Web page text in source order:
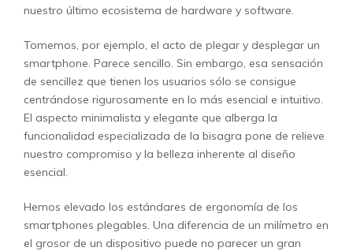
nuestro último ecosistema de hardware y software.
Tomemos, por ejemplo, el acto de plegar y desplegar un
smartphone. Parece sencillo. Sin embargo, esa sensación
de sencillez que tienen los usuarios sólo se consigue
centrándose rigurosamente en lo más esencial e intuitivo.
El aspecto minimalista y elegante que alberga la
funcionalidad especializada de la bisagra pone de relieve
nuestro compromiso y la belleza inherente al diseño
esencial.
Hemos elevado los estándares de ergonomía de los
smartphones plegables. Una diferencia de un milímetro en
el grosor de un dispositivo puede no parecer un gran